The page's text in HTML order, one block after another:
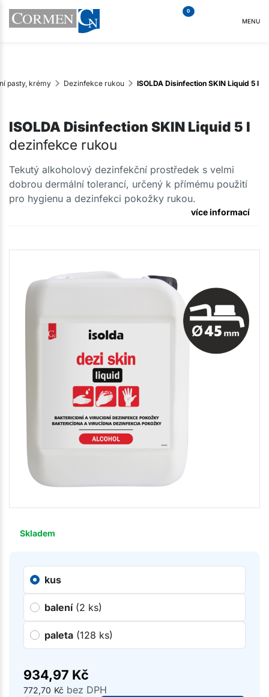
0
MENU
pasty, krémy Dezinfekce rukou ISOLDA Disinfection SKIN Liquid 5 l
ISOLDA Disinfection SKIN Liquid 5 l
dezinfekce rukou
Tekutý alkoholový dezinfekční prostředek s velmi
dobrou dermální tolerancí, určený k přímému použití
pro hygienu a dezinfekci pokožky rukou.
více informací
Skladem
kus
balení (2 ks)
paleta (128 ks)
934,97 Kč
772,70 Kč bez DPH